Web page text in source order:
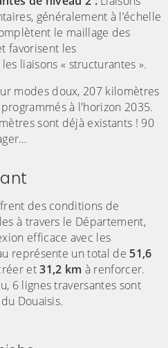
généralement à l’échelle
le maillage des
favorisent les
liaisons « structurantes ».
modes doux, 207 kilomètres
à l'horizon 2035.
sont déjà existants ! 90
des conditions de
à travers le Département,
efficace avec les
représente un total de 51,6
et31,2 km à renforcer.
6 lignes traversantes sont
Douaisis.